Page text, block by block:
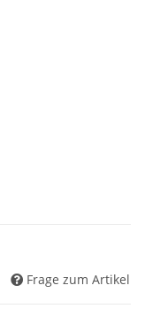
Frage zum Artikel